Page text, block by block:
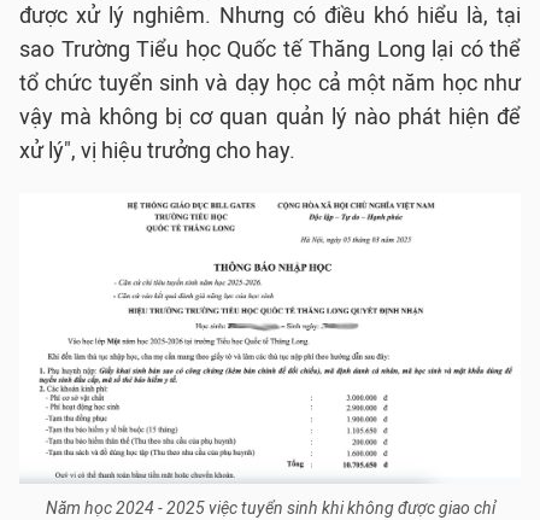
được xử lý nghiêm. Nhưng có điều khó hiểu là, tại
sao Trường Tiểu học Quốc tế Thăng Long lại có thể
tổ chức tuyển sinh và dạy học cả một năm học như
vậy mà không bị cơ quan quản lý nào phát hiện để
xử lý", vị hiệu trưởng cho hay.
Năm học 2024 - 2025 việc tuyển sinh khi không được giao chỉ